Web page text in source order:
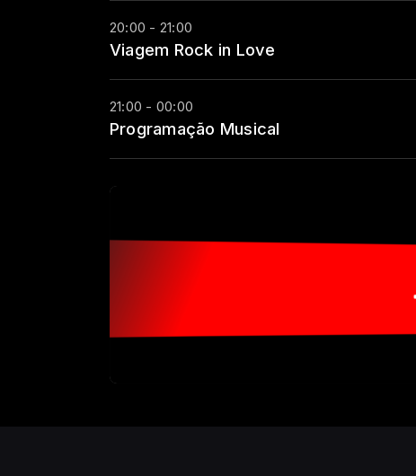
20:00 - 21:00
Viagem Rock in Love
21:00 - 00:00
Programação Musical